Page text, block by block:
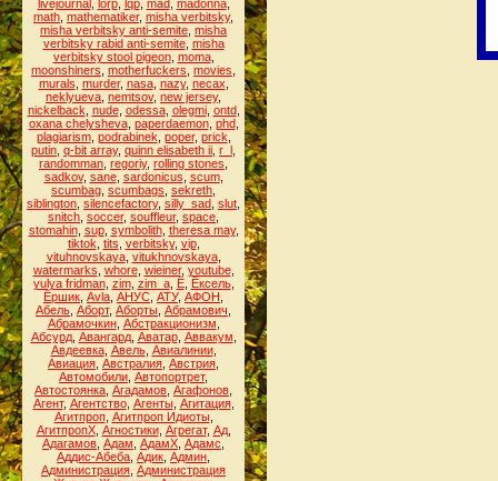
livejournal, lorp, lqp, mad, madonna,
math mathematiker, misha verbitsky,
misha verbitsky anti-semite misha
verbitsky rabid anti-semite, misha
verbitsky stool pigeon, moma,
moonshiners motherfuckers movies
murals murder, nasa, nazy, necax
neklyueva nemtsov, new jersey,
nickelback nude, odessa, olegmi, ontd,
oxana chelysheva, paperdaemon, phd,
plagiarism, podrabinek poper, prick
putin q-bit array, quinn elisabeth ii r_l
randomman regoriy, rolling stones
sadkov, sane, sardonicus scum,
scumbag scumbags sekreth
siblington silencefactory, silly_sad slut
snitch soccer, souffleur, space
stomahin, sup, symbolith, theresa may,
tiktok tits verbitsky, vip,
vituhnovskaya, vitukhnovskaya,
watermarks whore, wieiner, youtube,
yulya fridman, zim, zim_a, Ё, Ёксель,
Ёршик Аvla АНУС АТУ, АФОН
Абель Аборт, Аборты Абрамович
Абрамочкин, Абстракционизм
Абсурд, Авангард, Аватар, Аввакум
Авдеевка, Авель, Авиалинии,
Авиация Австралия Австрия
Автомобили Автопортрет,
Автостоянка Агадамов Агафонов
Агент, Агентство, Агенты, Агитация,
Агитпроп, Агитпроп Идиоты,
АгитпропХ, Агностики, Агрегат, Ад,
Адагамов Адам АдамХ Адамс
Аддис-Абеба Адик Админ
Администрация Администрация